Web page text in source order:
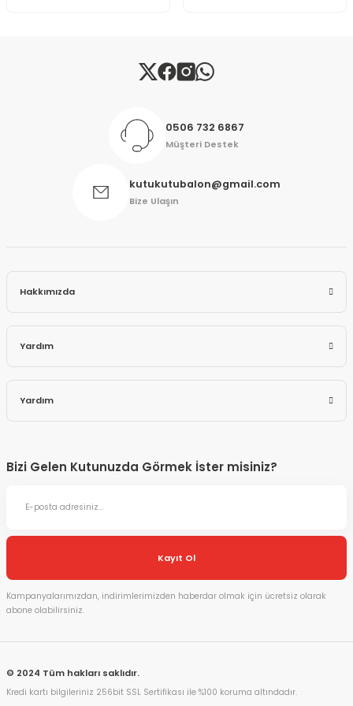
Gönder
0506 732 6867
Müşteri Destek
kutukutubalon@gmail.com
Bize Ulaşın
Hakkımızda
Yardım
Yardım
Bizi Gelen Kutunuzda Görmek İster misiniz?
Kayıt Ol
Kampanyalarımızdan, indirimlerimizden haberdar olmak için ücretsiz olarak
abone olabilirsiniz.
© 2024 Tüm hakları saklıdır.
Kredi kartı bilgileriniz 256bit SSL Sertifikası ile %100 koruma altındadır.